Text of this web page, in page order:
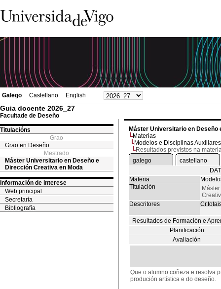
Galego Castellano English
Guia docente 2026_27
Facultade de Deseño
Titulacións
Grao
Grao en Deseño
Mestrado
Máster Universitario en Deseño e
Dirección Creativa en Moda
Información de interese
Web principal
Secretaría
Bibliografía
Máster Universitario en Deseño
Materias
Modelos e Disciplinas Auxiliares
Resultados previstos na
galego
castellano
Materia
Titulación
Descritores
Resultados de Formación e
Planificación
Avaliación
Que o alumno coñeza e resolva
produción artística e do deseño.